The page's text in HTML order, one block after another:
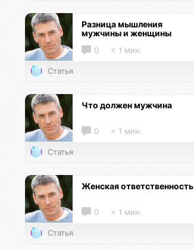
Разница мышления
мужчины и женщины
0 < 1 мин.
Статья
Что должен мужчина
0 < 1 мин.
Статья
Женская ответственность
0 < 1 мин.
Статья